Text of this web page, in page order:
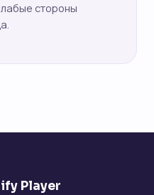
стороны
Player